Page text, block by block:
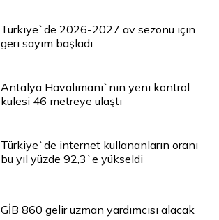
Türkiye`de 2026-2027 av sezonu için
geri sayım başladı
Antalya Havalimanı`nın yeni kontrol
kulesi 46 metreye ulaştı
Türkiye`de internet kullananların oranı
bu yıl yüzde 92,3`e yükseldi
GİB 860 gelir uzman yardımcısı alacak